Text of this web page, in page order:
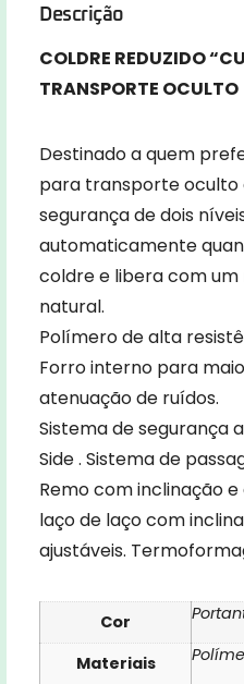
Descrição
COLDRE REDUZIDO
TRANSPORTE OCULTO
Destinado a quem
para transporte oculto
segurança de dois
automaticamente
coldre e libera com
natural.
Polímero de alta
Forro interno para
atenuação de ruídos.
Sistema de segurança
Side. Sistema de
Remo com inclinação
laço de laço com
ajustáveis.
Cor
Materiais